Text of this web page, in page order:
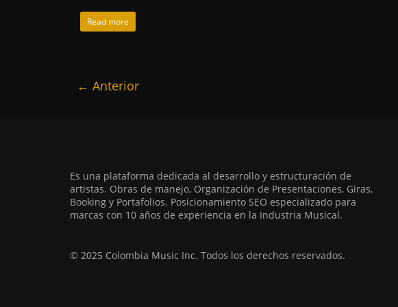
Read more
← Anterior
Es una plataforma dedicada al desarrollo y estructuración de
artistas. Obras de manejo, Organización de Presentaciones, Giras,
Booking y Portafolios. Posicionamiento SEO especializado para
marcas con 10 años de experiencia en la Industria Musical.
© 2025 Colombia Music Inc. Todos los derechos reservados.